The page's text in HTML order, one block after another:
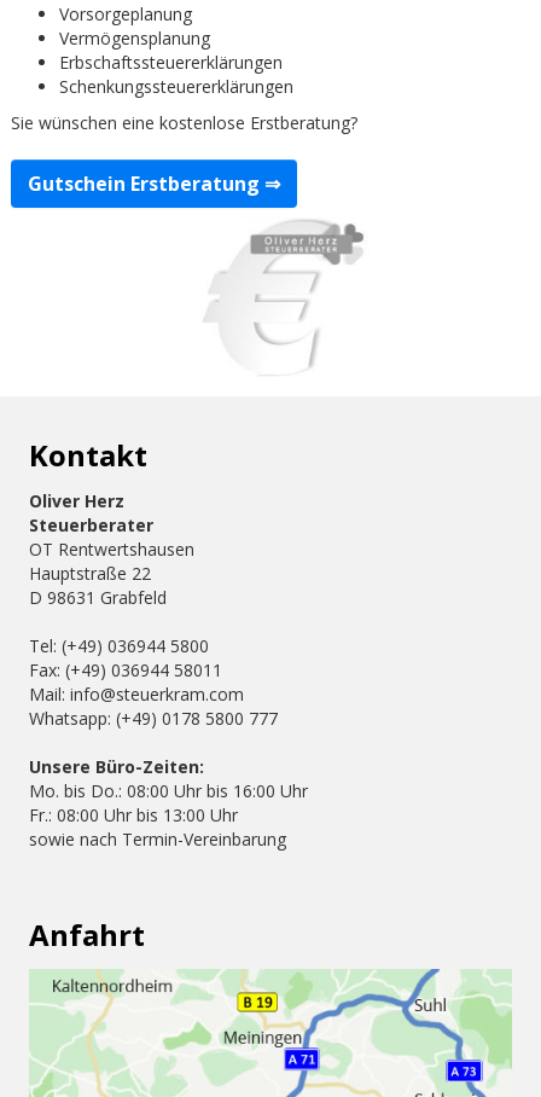
Vorsorgeplanung
Vermögensplanung
Erbschaftssteuererklärungen
Schenkungssteuererklärungen
Sie wünschen eine kostenlose Erstberatung?
Gutschein Erstberatung ⇒
Kontakt
Oliver Herz
Steuerberater
OT Rentwertshausen
Hauptstraße 22
D 98631 Grabfeld
Tel: (+49) 036944 5800
Fax: (+49) 036944 58011
Mail: info@steuerkram.com
Whatsapp: (+49) 0178 5800 777
Unsere Büro-Zeiten:
Mo. bis Do.: 08:00 Uhr bis 16:00 Uhr
Fr.: 08:00 Uhr bis 13:00 Uhr
sowie nach Termin-Vereinbarung
Anfahrt